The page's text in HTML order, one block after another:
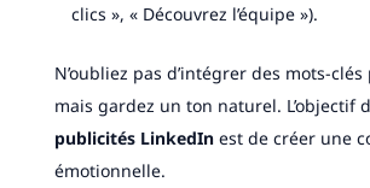
clics », « Découvrez l’équipe »).
N’oubliez pas d’intégrer des mots-
mais gardez un ton naturel. L’objectif
publicités LinkedInest de créer une
émotionnelle.